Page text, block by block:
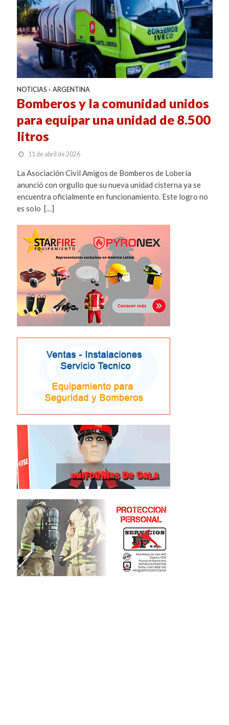
NOTICIAS • ARGENTINA
Bomberos y la comunidad unidos
para equipar una unidad de 8.500
litros
11 de abril de 2026
La Asociación Civil Amigos de Bomberos de Lobería
anunció con orgullo que su nueva unidad cisterna ya se
encuentra oficialmente en funcionamiento. Este logro no
es solo […]